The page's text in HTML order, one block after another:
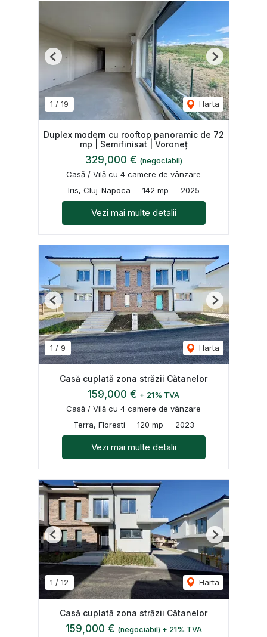
1 / 19 Harta
Previous Next
Duplex modern cu rooftop panoramic de 72
mp | Semifinisat | Voroneț
329,000 € (negociabil)
Casă / Vilă cu 4 camere de vânzare
Iris, Cluj-Napoca
142 mp 2025
Vezi mai multe detalii
1 / 9 Harta
Previous Next
Casă cuplată zona străzii Cătanelor
159,000 € + 21% TVA
Casă / Vilă cu 4 camere de vânzare
Terra, Floresti
120 mp 2023
Vezi mai multe detalii
1 / 12 Harta
Previous Next
Casă cuplată zona străzii Cătanelor
159,000 € (negociabil) + 21% TVA